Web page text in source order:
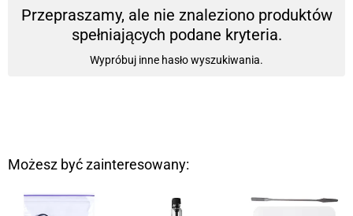
Przepraszamy, ale nie znaleziono produktów
spełniających podane kryteria.
Wypróbuj inne hasło wyszukiwania.
Możesz być zainteresowany: